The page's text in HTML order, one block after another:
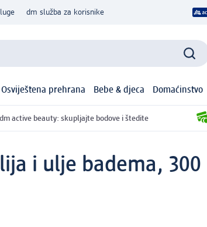
dm služba za korisnike
Osviještena prehrana Bebe & djeca Domaćinstvo
dm active beauty: skupljajte bodove i štedite
i ulje badema, 300